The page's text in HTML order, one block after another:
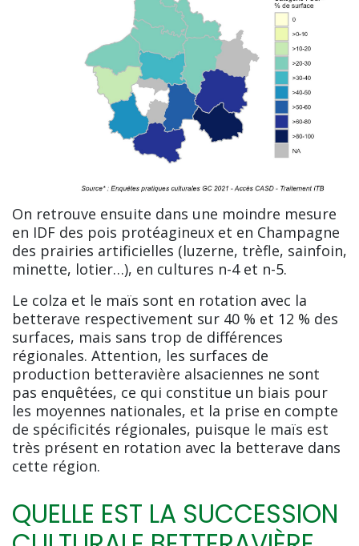
On retrouve ensuite dans une moindre mesure
en IDF des pois protéagineux et en Champagne
des prairies artificielles (luzerne, trèfle, sainfoin,
minette, lotier…), en cultures n-4 et n-5.
Le colza et le maïs sont en rotation avec la
betterave respectivement sur 40 % et 12 % des
surfaces, mais sans trop de différences
régionales. Attention, les surfaces de
production betteravière alsaciennes ne sont
pas enquêtées, ce qui constitue un biais pour
les moyennes nationales, et la prise en compte
de spécificités régionales, puisque le maïs est
très présent en rotation avec la betterave dans
cette région.
QUELLE EST LA SUCCESSION